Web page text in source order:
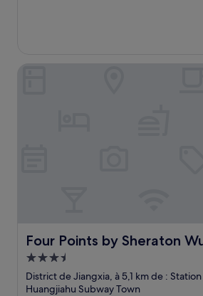
Four Points by Sheraton
Four Points by Sheraton Wuhan,
Hébergement
3.5 étoiles
District de Jiangxia, à 5,1 km de :
Huangjiahu Subway Town